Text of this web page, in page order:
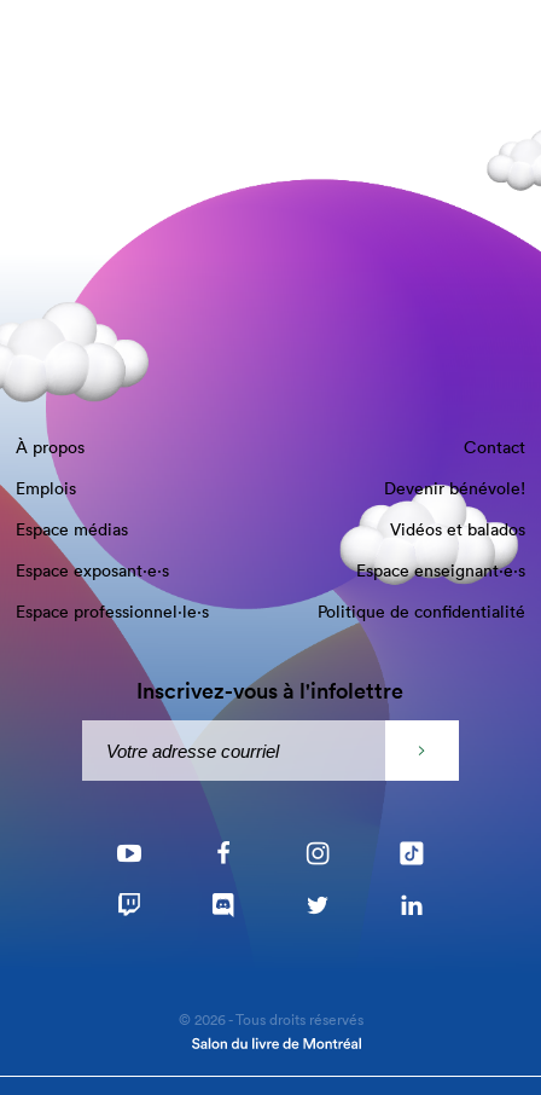
À propos
Contact
Emplois
Devenir bénévole!
Espace médias
Vidéos et balados
Espace exposant·e⋅s
Espace enseignant·e⋅s
Espace professionnel·le⋅s
Politique de confidentialité
Inscrivez-vous à l'infolettre
© 2026 - Tous droits réservés